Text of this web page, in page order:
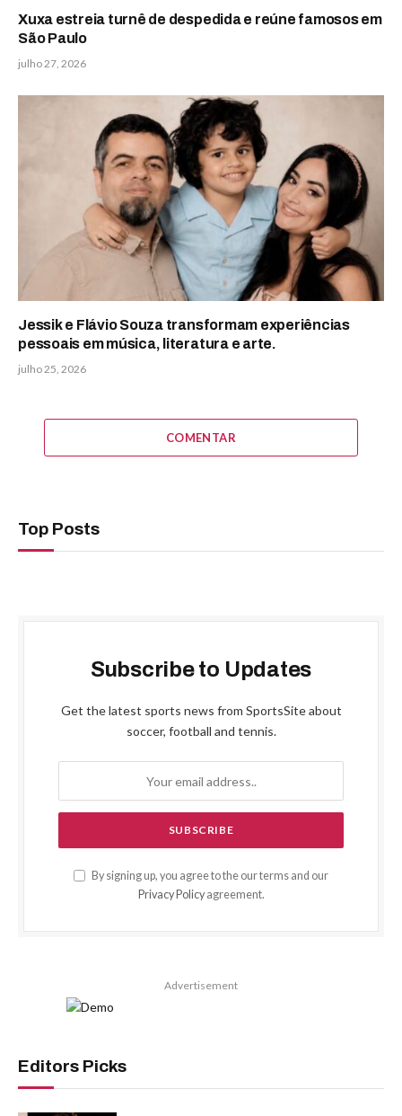
Xuxa estreia turnê de despedida e reúne famosos em
São Paulo
julho 27, 2026
Jessik e Flávio Souza transformam experiências
pessoais em música, literatura e arte.
julho 25, 2026
COMENTAR
Top Posts
Subscribe to Updates
Get the latest sports news from SportsSite about
soccer, football and tennis.
By signing up, you agree to the our terms and our
Privacy Policyagreement.
Advertisement
Editors Picks